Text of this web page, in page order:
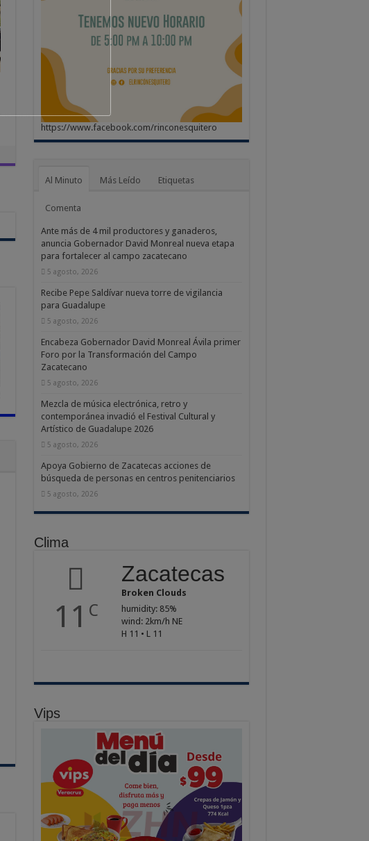
https://www.facebook.com/rinconesquitero
Al Minuto Más Leído Etiquetas
Comenta
Ante más de 4 mil productores y ganaderos,
anuncia Gobernador David Monreal nueva etapa
para fortalecer al campo zacatecano
5 agosto, 2026
Recibe Pepe Saldívar nueva torre de vigilancia
para Guadalupe
5 agosto, 2026
Encabeza Gobernador David Monreal Ávila primer
Foro por la Transformación del Campo
Zacatecano
5 agosto, 2026
Mezcla de música electrónica, retro y
contemporánea invadió el Festival Cultural y
Artístico de Guadalupe 2026
5 agosto, 2026
Apoya Gobierno de Zacatecas acciones de
búsqueda de personas en centros penitenciarios
5 agosto, 2026
Clima
11 C
Zacatecas
Broken Clouds
humidity: 85%
wind: 2km/h NE
H 11 • L 11
Vips